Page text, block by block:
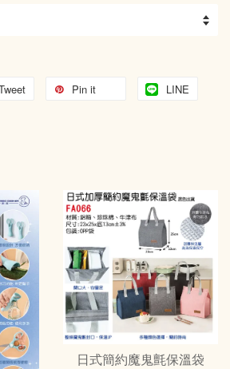
Pin it LINE
日式簡約魔鬼氈保溫袋